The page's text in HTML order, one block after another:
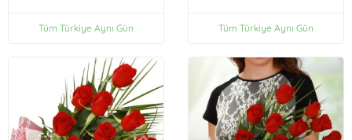
Tüm Türkiye Aynı Gün Tüm Türkiye Aynı Gün